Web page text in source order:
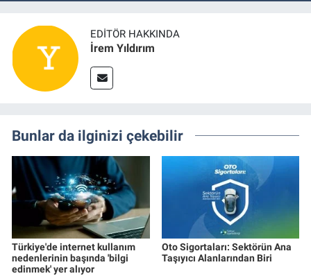
EDITÖR HAKKINDA
İrem Yıldırım
Bunlar da ilginizi çekebilir
Türkiye'de internet kullanım
nedenlerinin başında 'bilgi
edinmek' yer alıyor
Oto Sigortaları: Sektörün Ana
Taşıyıcı Alanlarından Biri